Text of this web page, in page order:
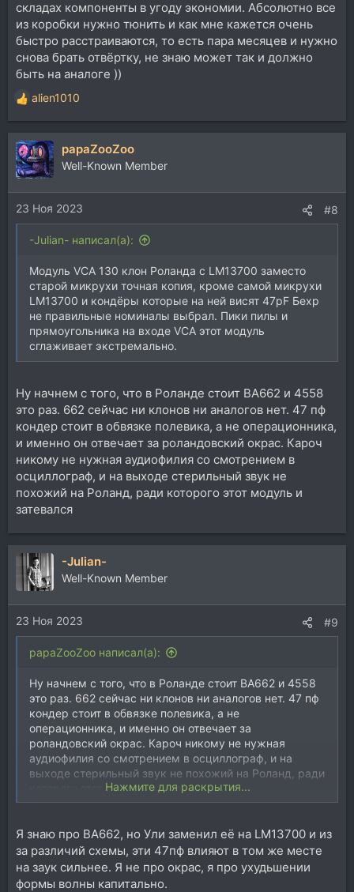
складах компоненты в угоду экономии. Абсолютно все
из коробки нужно тюнить и как мне кажется очень
быстро расстраиваются, то есть пара месяцев и нужно
снова брать отвёртку, не знаю может так и должно
быть на аналоге ))
Р
е
а
к
ц
и
и
:
alien1010
papaZooZoo
Well-Known Member
23 Ноя 2023 #8
-Julian- написал(а):
Модуль VCA 130 клон Роланда с LM13700 заместо
старой микрухи точная копия, кроме самой микрухи
LM13700 и кондёры которые на ней висят 47pF Бехр
не правильные номиналы выбрал. Пики пилы и
прямоугольника на входе VCA этот модуль
сглаживает экстремально.
Ну начнем с того, что в Роланде стоит ВА662 и 4558
это раз. 662 сейчас ни клонов ни аналогов нет. 47 пф
кондер стоит в обвязке полевика, а не операционника,
и именно он отвечает за роландовский окрас. Кароч
никому не нужная аудиофилия со смотрением в
осциллограф, и на выходе стерильный звук не
похожий на Роланд, ради которого этот модуль и
затевался
-Julian-
Well-Known Member
23 Ноя 2023 #9
papaZooZoo написал(а):
Ну начнем с того, что в Роланде стоит ВА662 и 4558
это раз. 662 сейчас ни клонов ни аналогов нет. 47 пф
кондер стоит в обвязке полевика, а не
операционника, и именно он отвечает за
роландовский окрас. Кароч никому не нужная
аудиофилия со смотрением в осциллограф, и на
выходе стерильный звук не похожий на Роланд, ради
которого этот модуль и затевался
Нажмите для раскрытия...
Я знаю про BA662, но Ули заменил её на LM13700 и из
за различий схемы, эти 47пф влияют в том же месте
на заук сильнее. Я не про окрас, я про ухудьшении
формы волны капитально.